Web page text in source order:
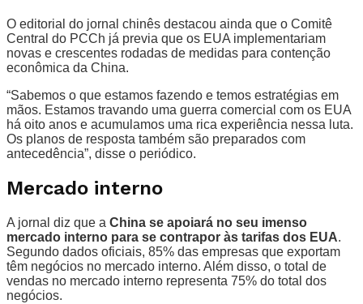
O editorial do jornal chinês destacou ainda que o Comitê
Central do PCCh já previa que os EUA implementariam
novas e crescentes rodadas de medidas para contenção
econômica da China.
“Sabemos o que estamos fazendo e temos estratégias em
mãos. Estamos travando uma guerra comercial com os EUA
há oito anos e acumulamos uma rica experiência nessa luta.
Os planos de resposta também são preparados com
antecedência”, disse o periódico.
Mercado interno
A jornal diz que a China se apoiará no seu imenso
mercado interno para se contrapor às tarifas dos EUA.
Segundo dados oficiais, 85% das empresas que exportam
têm negócios no mercado interno. Além disso, o total de
vendas no mercado interno representa 75% do total dos
negócios.